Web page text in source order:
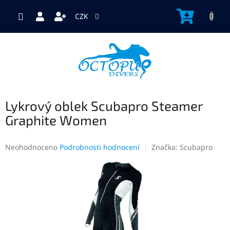
CZK
Lykrový oblek Scubapro Steamer
Graphite Women
Průměrné
Neohodnoceno Podrobnosti hodnocení Značka: Scubapro